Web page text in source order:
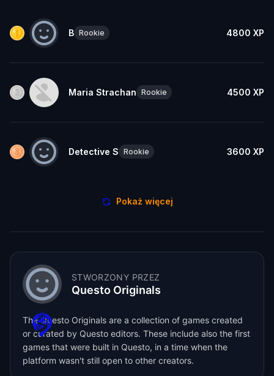
B Rookie 4800 XP
Maria Strachan Rookie 4500 XP
Detective S Rookie 3600 XP
Pokaż więcej
STWORZONY PRZEZ
Questo Originals
The Questo Originals are a collection of games created
or curated by Questo editors. These include also the first
games that were built in Questo, in a time when the
platform wasn't still open to other creators.